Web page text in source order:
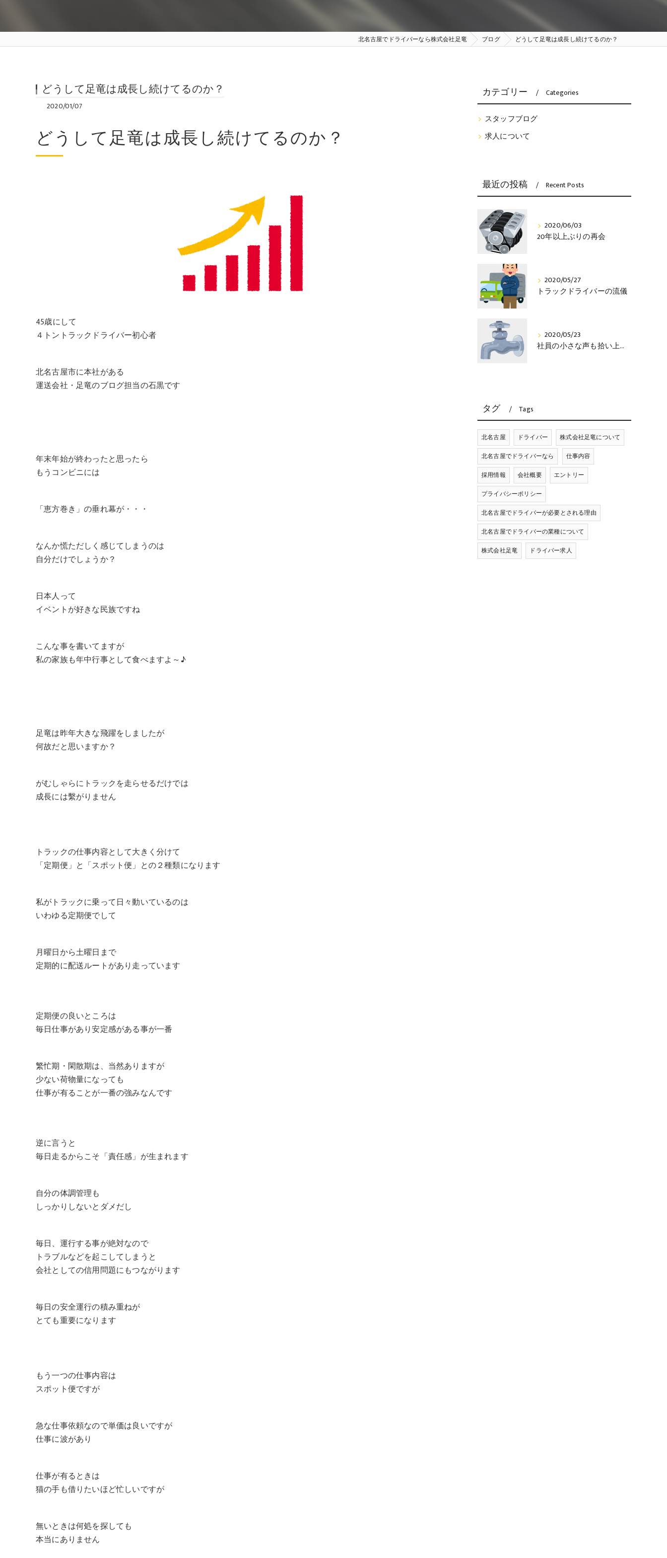
北名古屋でドライバーなら株式会社足竜 ブログ どうして足竜は成長し続けてるのか？
どうして足竜は成長し続けてるのか？
2020/01/07
どうして足竜は成長し続けてるのか？
45歳にして
４トントラックドライバー初心者
北名古屋市に本社がある
運送会社・足竜のブログ担当の石黒です
年末年始が終わったと思ったら
もうコンビニには
「恵方巻き」の垂れ幕が・・・
なんか慌ただしく感じてしまうのは
自分だけでしょうか？
日本人って
イベントが好きな民族ですね
こんな事を書いてますが
私の家族も年中行事として食べますよ～♪
足竜は昨年大きな飛躍をしましたが
何故だと思いますか？
がむしゃらにトラックを走らせるだけでは
成長には繫がりません
トラックの仕事内容として大きく分けて
「定期便」と「スポット便」との２種類になります
私がトラックに乗って日々動いているのは
いわゆる定期便でして
月曜日から土曜日まで
定期的に配送ルートがあり走っています
定期便の良いところは
毎日仕事があり安定感がある事が一番
繁忙期・閑散期は、当然ありますが
少ない荷物量になっても
仕事が有ることが一番の強みなんです
逆に言うと
毎日走るからこそ「責任感」が生まれます
自分の体調管理も
しっかりしないとダメだし
毎日、運行する事が絶対なので
トラブルなどを起こしてしまうと
会社としての信用問題にもつながります
毎日の安全運行の積み重ねが
とても重要になります
もう一つの仕事内容は
スポット便ですが
急な仕事依頼なので単価は良いですが
仕事に波があり
仕事が有るときは
猫の手も借りたいほど忙しいですが
無いときは何処を探しても
本当にありません
カテゴリー Categories
スタッフブログ
求人について
最近の投稿 Recent Posts
2020/06/03
20年以上ぶりの再会
2020/05/27
トラックドライバーの流儀
2020/05/23
社員の小さな声も拾い上げる社長
タグ Tags
北名古屋 ドライバー
株式会社足竜について
北名古屋でドライバーなら
仕事内容
採用情報
会社概要
エントリー
プライバシーポリシー
北名古屋でドライバーが必要とされる理由
北名古屋でドライバーの業種について
株式会社足竜
ドライバー求人